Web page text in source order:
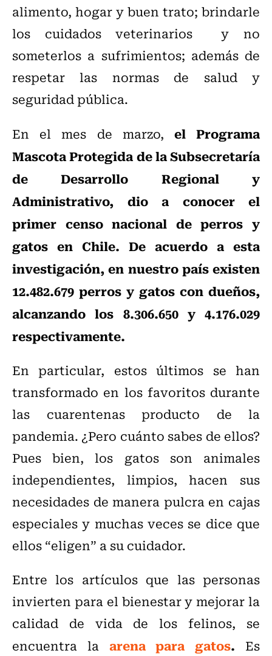
alimento, hogar y buen trato; brindarle
los cuidados veterinarios y no
someterlos a sufrimientos; además de
respetar las normas de salud y
seguridad pública.
En el mes de marzo, el Programa
Mascota Protegida de la Subsecretaría
de Desarrollo Regional y
Administrativo, dio a conocer el
primer censo nacional de perros y
gatos en Chile. De acuerdo a esta
investigación, en nuestro país existen
12.482.679 perros y gatos con dueños,
alcanzando los 8.306.650 y 4.176.029
respectivamente.
En particular, estos últimos se han
transformado en los favoritos durante
las cuarentenas producto de la
pandemia. ¿Pero cuánto sabes de ellos?
Pues bien, los gatos son animales
independientes, limpios, hacen sus
necesidades de manera pulcra en cajas
especiales y muchas veces se dice que
ellos “eligen” a su cuidador.
Entre los artículos que las personas
invierten para el bienestar y mejorar la
calidad de vida de los felinos, se
encuentra la arena para gatos. Es